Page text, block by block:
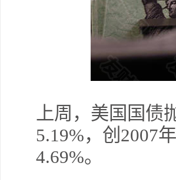
上周，美国国债
5.19%，创2007
4.69%。